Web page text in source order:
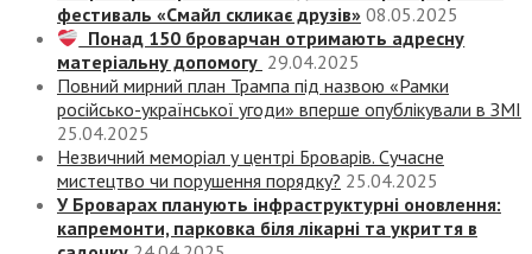
фестиваль «Смайл скликає друзів» 08.05.2025
Понад 150 броварчан отримають адресну
матеріальну допомогу 29.04.2025
Повний мирний план Трампа під назвою «‎Рамки
російсько-української угоди» вперше опублікували в ЗМІ
25.04.2025
Незвичний меморіал у центрі Броварів. Сучасне
мистецтво чи порушення порядку? 25.04.2025
У Броварах планують інфраструктурні оновлення:
капремонти, парковка біля лікарні та укриття в